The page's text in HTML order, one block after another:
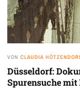
VON CLAUDIA
Düsseldorf:
Spurensuche mit